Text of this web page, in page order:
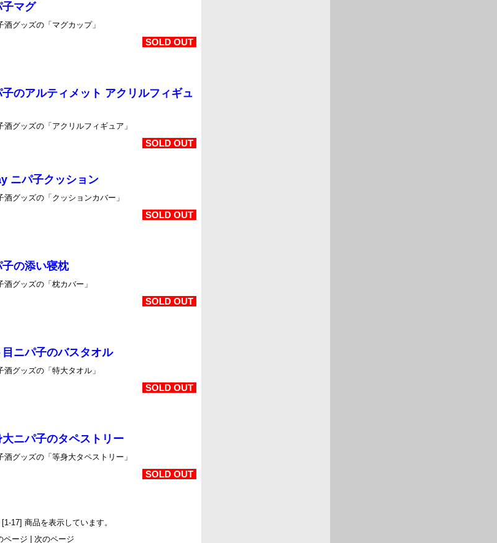
子マグ
酒グッズの「マグカップ」
SOLD OUT
子のアルティメット アクリルフィギュ
酒グッズの「アクリルフィギュア」
SOLD OUT
ニパ子クッション
酒グッズの「クッションカバー」
SOLD OUT
子の添い寝枕
酒グッズの「枕カバー」
SOLD OUT
目ニパ子のバスタオル
酒グッズの「特大タオル」
SOLD OUT
大ニパ子のタペストリー
酒グッズの「等身大タペストリー」
SOLD OUT
[1-17] 商品を表示しています。
ページ | 次のページ